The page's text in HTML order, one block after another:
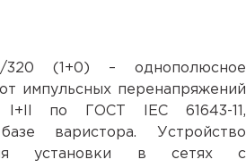
(1+0) – однополюсное
импульсных перенапряжений
I+II по ГОСТ IEC 61643-11,
варистора. Устройство
установки в сетях с